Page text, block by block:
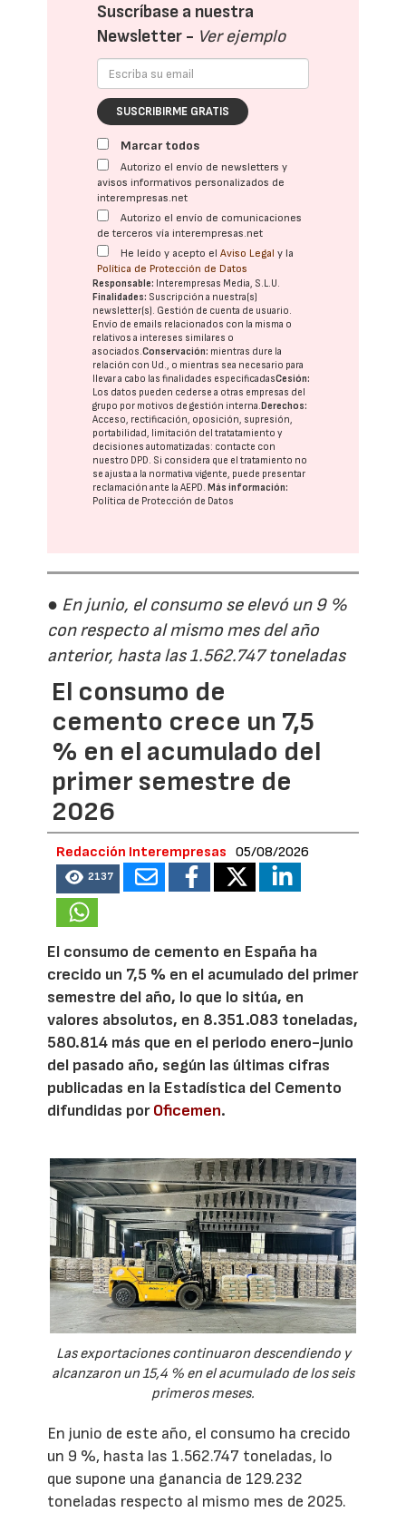
Suscríbase a nuestra
Newsletter - Ver ejemplo
SUSCRIBIRME GRATIS
Marcar todos
Autorizo el envío de newsletters y
avisos informativos personalizados de
interempresas.net
Autorizo el envío de comunicaciones
de terceros vía interempresas.net
He leído y acepto elAviso Legal y la
Política de Protección de Datos
Responsable: Interempresas Media, S.L.U.
Finalidades: Suscripción a nuestra(s)
newsletter(s). Gestión de cuenta de usuario.
Envío de emails relacionados con la misma o
relativos a intereses similares o
asociados.Conservación: mientras dure la
relación con Ud., o mientras sea necesario para
llevar a cabo las finalidades especificadasCesión:
Los datos pueden cederse a otras empresas del
grupo por motivos de gestión interna. Derechos:
Acceso, rectificación, oposición, supresión,
portabilidad, limitación del tratatamiento y
decisiones automatizadas: contacte con
nuestro DPD. Si considera que el tratamiento no
se ajusta a la normativa vigente, puede presentar
reclamación ante laAEPD. Más información:
Política de Protección de Datos
● En junio, el consumo se elevó un 9 %
con respecto al mismo mes del año
anterior, hasta las 1.562.747 toneladas
El consumo de
cemento crece un 7,5
% en el acumulado del
primer semestre de
2026
Redacción Interempresas 05/08/2026
2137
El consumo de cemento en España ha
crecido un 7,5 % en el acumulado del primer
semestre del año, lo que lo sitúa, en
valores absolutos, en 8.351.083 toneladas,
580.814 más que en el periodo enero-junio
del pasado año, según las últimas cifras
publicadas en la Estadística del Cemento
difundidas porOficemen.
Las exportaciones continuaron descendiendo y
alcanzaron un 15,4 % en el acumulado de los seis
primeros meses.
En junio de este año, el consumo ha crecido
un 9 %, hasta las 1.562.747 toneladas, lo
que supone una ganancia de 129.232
toneladas respecto al mismo mes de 2025.